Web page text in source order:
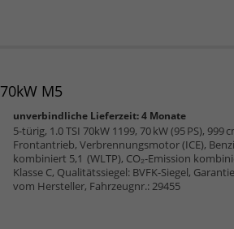
M5
unverbindliche Lieferzeit:4 Monate
5-türig, 1.0 TSI 70kW 1199, 70 kW (95 PS), 999
Frontantrieb, Verbrennungsmotor (ICE),
kombiniert 5,1 (WLTP), CO₂-Emission
Klasse C, Qualitätssiegel: BVFK-Siegel,
vom Hersteller, Fahrzeugnr.: 29455